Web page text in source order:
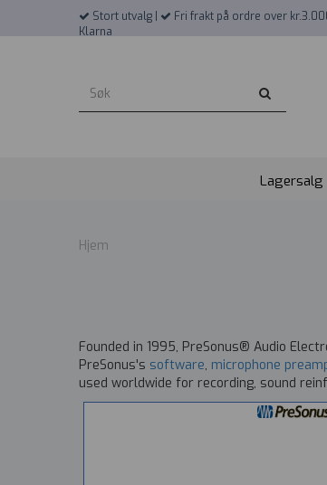
Stort utvalg | Fri frakt på ordre over
Klarna
Lagersalg
Hjem
Founded in 1995, PreSonus® Audio
PreSonus's software, microphone
used worldwide for recording, sound